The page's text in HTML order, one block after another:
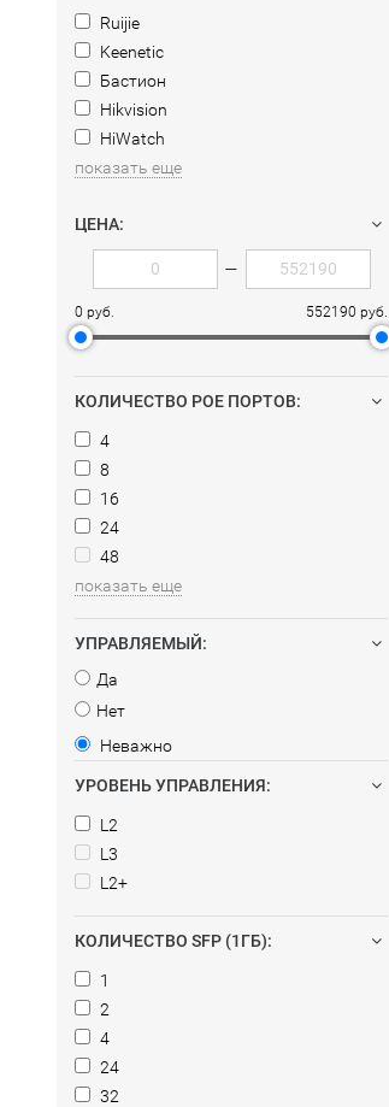
Ruijie
Keenetic
Бастион
Hikvision
HiWatch
показать еще
ЦЕНА:
—
0 руб. 552190 руб.
КОЛИЧЕСТВО POE ПОРТОВ:
4
8
16
24
48
показать еще
УПРАВЛЯЕМЫЙ:
Да
Нет
Неважно
УРОВЕНЬ УПРАВЛЕНИЯ:
L2
L3
L2+
КОЛИЧЕСТВО SFP (1ГБ):
1
2
4
24
32